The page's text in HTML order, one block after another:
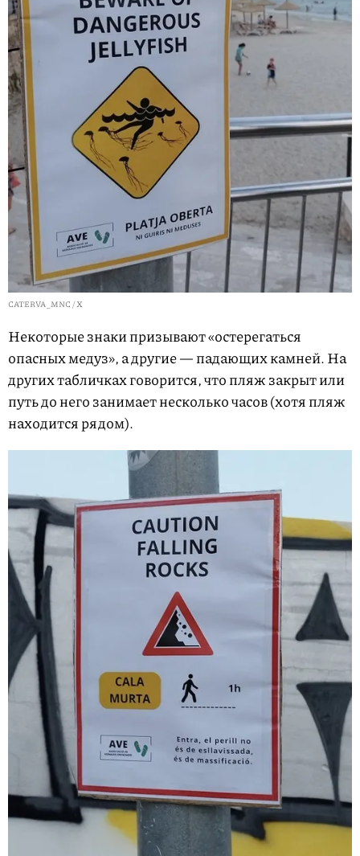
CATERVA_MNC / X
Некоторые знаки призывают «остерегаться
опасных медуз», а другие — падающих камней. На
других табличках говорится, что пляж закрыт или
путь до него занимает несколько часов (хотя пляж
находится рядом).